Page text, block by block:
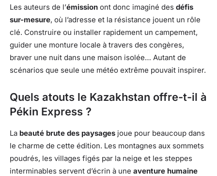
Les auteurs de l’émission ont donc imaginé des défis
sur-mesure, où l’adresse et la résistance jouent un rôle
clé. Construire ou installer rapidement un campement,
guider une monture locale à travers des congères,
braver une nuit dans une maison isolée… Autant de
scénarios que seule une météo extrême pouvait inspirer.
Quels atouts le Kazakhstan offre-t-il à
Pékin Express ?
La beauté brute des paysages joue pour beaucoup dans
le charme de cette édition. Les montagnes aux sommets
poudrés, les villages figés par la neige et les steppes
interminables servent d’écrin à une aventure humaine